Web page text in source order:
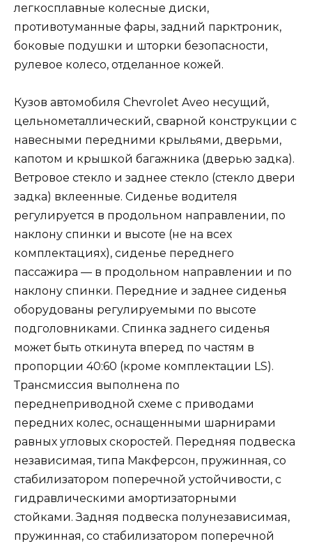
легкосплавные колесные диски,
противотуманные фары, задний парктроник,
боковые подушки и шторки безопасности,
рулевое колесо, отделанное кожей.
Кузов автомобиля Chevrolet Aveo несущий,
цельнометаллический, сварной конструкции с
навесными передними крыльями, дверьми,
капотом и крышкой багажника (дверью задка).
Ветровое стекло и заднее стекло (стекло двери
задка) вклеенные. Сиденье водителя
регулируется в продольном направлении, по
наклону спинки и высоте (не на всех
комплектациях), сиденье переднего
пассажира — в продольном направлении и по
наклону спинки. Передние и заднее сиденья
оборудованы регулируемыми по высоте
подголовниками. Спинка заднего сиденья
может быть откинута вперед по частям в
пропорции 40:60 (кроме комплектации LS).
Трансмиссия выполнена по
переднеприводной схеме с приводами
передних колес, оснащенными шарнирами
равных угловых скоростей. Передняя подвеска
независимая, типа Макферсон, пружинная, со
стабилизатором поперечной устойчивости, с
гидравлическими амортизаторными
стойками. Задняя подвеска полунезависимая,
пружинная, со стабилизатором поперечной